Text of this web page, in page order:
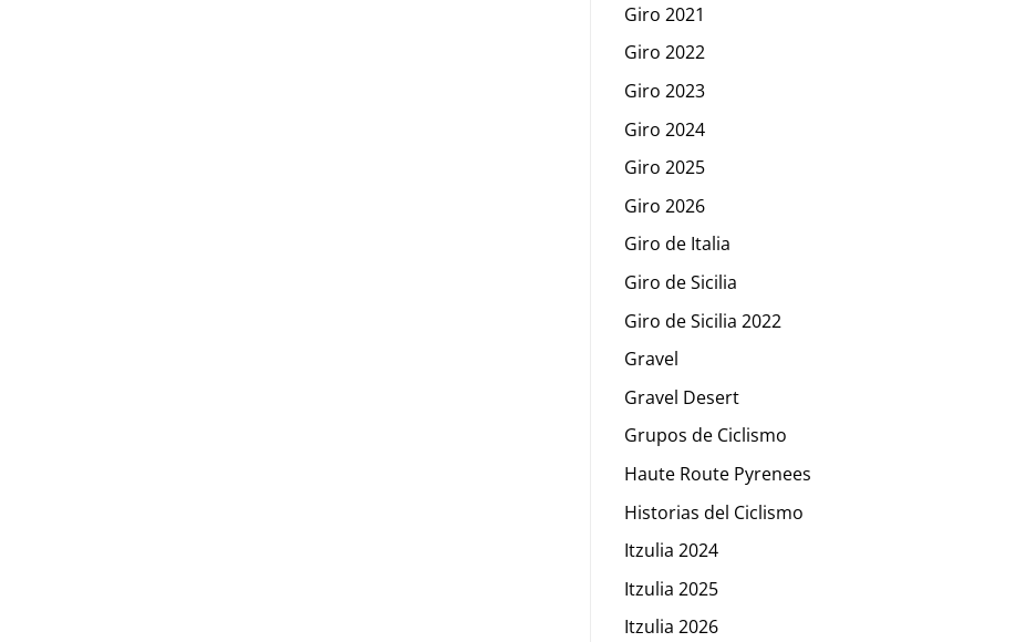
Giro 2021
Giro 2022
Giro 2023
Giro 2024
Giro 2025
Giro 2026
Giro de Italia
Giro de Sicilia
Giro de Sicilia 2022
Gravel
Gravel Desert
Grupos de Ciclismo
Haute Route Pyrenees
Historias del Ciclismo
Itzulia 2024
Itzulia 2025
Itzulia 2026